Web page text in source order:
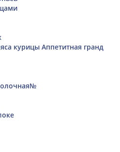
курицы Аппетитная гранд